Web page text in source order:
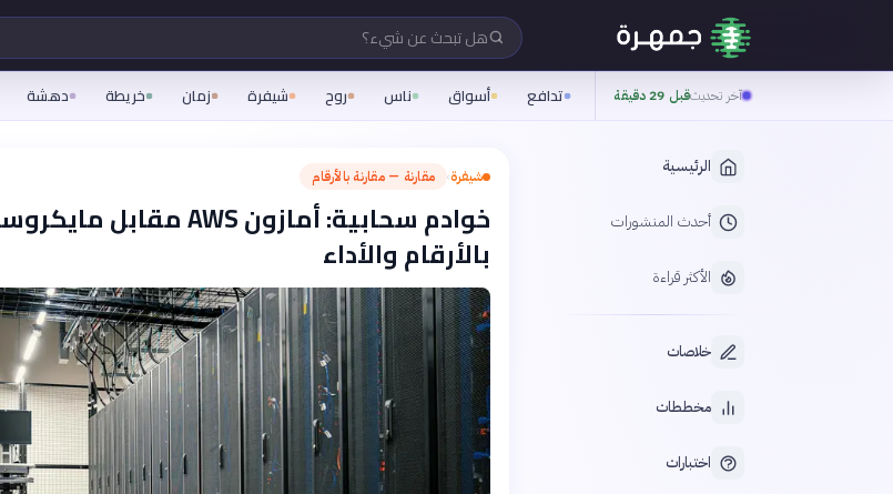
هل تبحث عن شيء؟
آخر تحديثقبل 29 دقيقة تدافع أسواق ناس روح شيفرة زمان خريطة دهشة
الرئيسية
أحدث المنشورات
الأكثر قراءة
خلاصات
مخططات
اختبارات
شيفرة› مقارنة — مقارنة بالأرقام
بالأرقام والأداء